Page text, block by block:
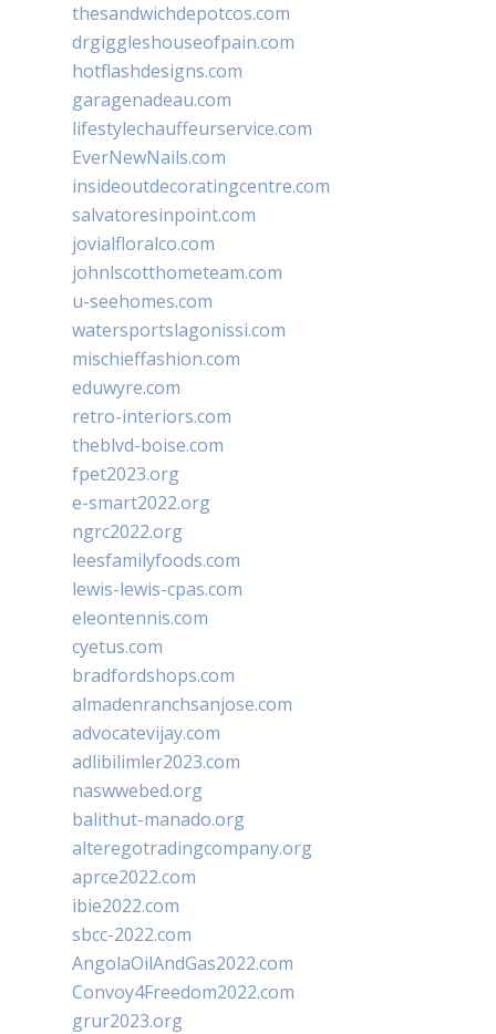
thesandwichdepotcos.com
drgiggleshouseofpain.com
hotflashdesigns.com
garagenadeau.com
lifestylechauffeurservice.com
EverNewNails.com
insideoutdecoratingcentre.com
salvatoresinpoint.com
jovialfloralco.com
johnlscotthometeam.com
u-seehomes.com
watersportslagonissi.com
mischieffashion.com
eduwyre.com
retro-interiors.com
theblvd-boise.com
fpet2023.org
e-smart2022.org
ngrc2022.org
leesfamilyfoods.com
lewis-lewis-cpas.com
eleontennis.com
cyetus.com
bradfordshops.com
almadenranchsanjose.com
advocatevijay.com
adlibilimler2023.com
naswwebed.org
balithut-manado.org
alteregotradingcompany.org
aprce2022.com
ibie2022.com
sbcc-2022.com
AngolaOilAndGas2022.com
Convoy4Freedom2022.com
grur2023.org